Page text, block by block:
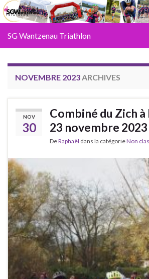
SG Wantzenau Triathlon
NOVEMBRE 2023ARCHIVES
NOV
30
Combiné du Zich
23 novembre 2023
DeRaphaël dans la catégorieNon